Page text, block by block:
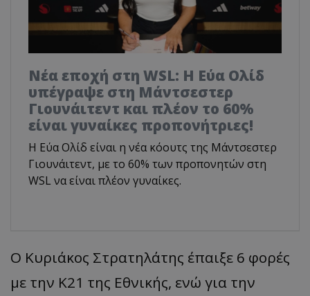
Νέα εποχή στη WSL: Η Εύα Ολίδ
υπέγραψε στη Μάντσεστερ
Γιουνάιτεντ και πλέον το 60%
είναι γυναίκες προπονήτριες!
H Εύα Ολίδ είναι η νέα κόουτς της Μάντσεστερ
Γιουνάιτεντ, με το 60% των προπονητών στη
WSL να είναι πλέον γυναίκες.
Ο Κυριάκος Στρατηλάτης έπαιξε 6 φορές
με την Κ21 της Εθνικής, ενώ για την